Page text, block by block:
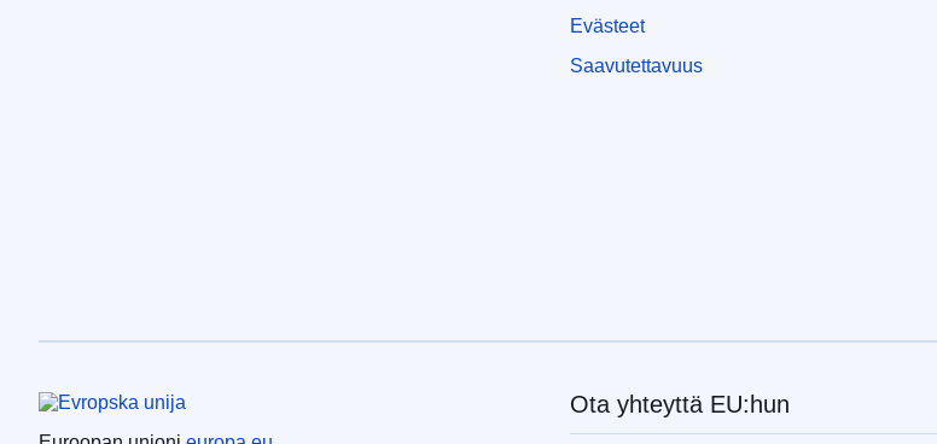
Evästeet
Saavutettavuus
Euroopan unioni Ota yhteyttä EU:hun